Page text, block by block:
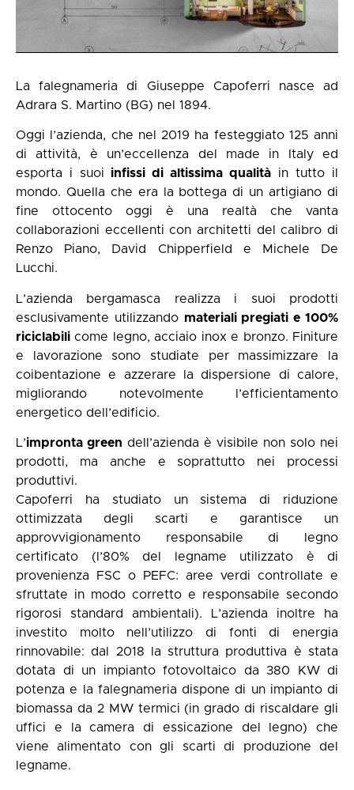
La falegnameria di Giuseppe Capoferri nasce ad
Adrara S. Martino (BG) nel 1894.
Oggi l’azienda, che nel 2019 ha festeggiato 125 anni
di attività, è un’eccellenza del made in Italy ed
esporta i suoi infissi di altissima qualità in tutto il
mondo. Quella che era la bottega di un artigiano di
fine ottocento oggi è una realtà che vanta
collaborazioni eccellenti con architetti del calibro di
Renzo Piano, David Chipperfield e Michele De
Lucchi.
L’azienda bergamasca realizza i suoi prodotti
esclusivamente utilizzando materiali pregiati e 100%
riciclabili come legno, acciaio inox e bronzo. Finiture
e lavorazione sono studiate per massimizzare la
coibentazione e azzerare la dispersione di calore,
migliorando notevolmente l’efficientamento
energetico dell’edificio.
L’impronta green dell’azienda è visibile non solo nei
prodotti, ma anche e soprattutto nei processi
produttivi.
Capoferri ha studiato un sistema di riduzione
ottimizzata degli scarti e garantisce un
approvvigionamento responsabile di legno
certificato (l’80% del legname utilizzato è di
provenienza FSC o PEFC: aree verdi controllate e
sfruttate in modo corretto e responsabile secondo
rigorosi standard ambientali). L’azienda inoltre ha
investito molto nell’utilizzo di fonti di energia
rinnovabile: dal 2018 la struttura produttiva è stata
dotata di un impianto fotovoltaico da 380 KW di
potenza e la falegnameria dispone di un impianto di
biomassa da 2 MW termici (in grado di riscaldare gli
uffici e la camera di essicazione del legno) che
viene alimentato con gli scarti di produzione del
legname.